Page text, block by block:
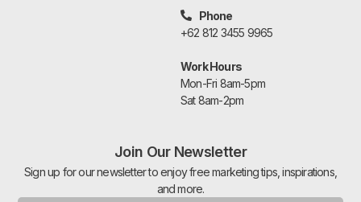
Phone
+62 812 3455 9965
Work Hours
Mon-Fri 8am-5pm
Sat 8am-2pm
Join Our Newsletter
Sign up for our newsletter to enjoy free marketing tips, inspirations,
and more.